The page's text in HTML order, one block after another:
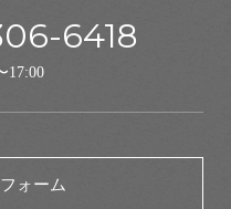
6418
17:00
ォーム